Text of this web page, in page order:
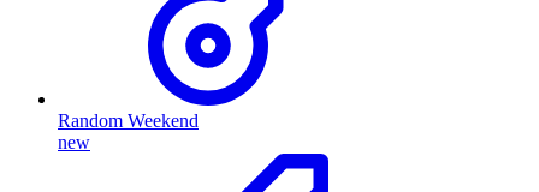
Random Weekend
new